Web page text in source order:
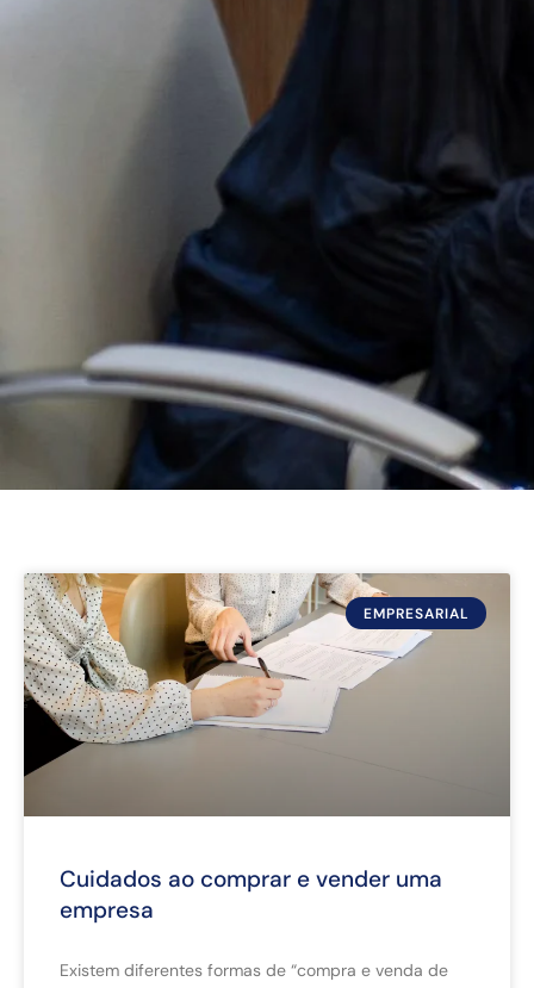
EMPRESARIAL
Cuidados ao comprar e vender uma
empresa
Existem diferentes formas de “compra e venda de